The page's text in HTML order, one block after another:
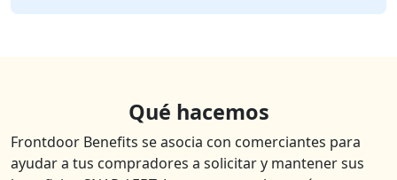
Qué hacemos
Frontdoor Benefits se asocia con comerciantes para
ayudar a tus compradores a solicitar y mantener sus